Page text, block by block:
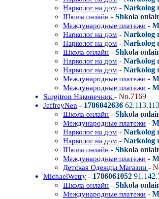
Нарколог на дом - Narkolog
Школа онлайн - Shkola
Международные платежи -
Нарколог на дом - Narkolog
Нарколог на дом - Narkolog
Школа онлайн - Shkola
Нарколог на дом - Narkolog
Нарколог на дом - Narkolog
Международные платежи -
Международные платежи -
Surgitron Наконечник - No.7169
JeffreyNen - 1786042636
Школа онлайн - Shkola
Международные платежи -
Нарколог на дом - Narkolog
Нарколог на дом - Narkolog
Школа онлайн - Shkola
Международные платежи -
Детская Одежды Магазин -
MichaelWetry - 1786061052
Школа онлайн - Shkola
Международные платежи -